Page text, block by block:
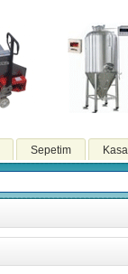
Sepetim